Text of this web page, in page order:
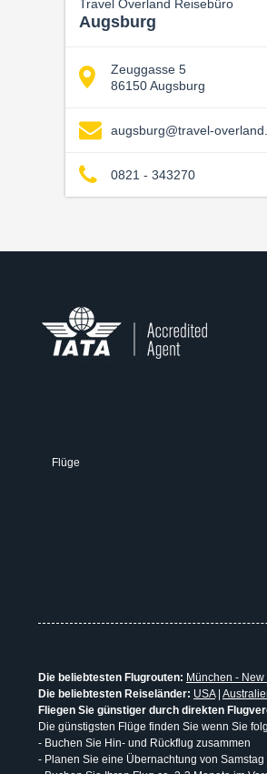
Travel Overland Reisebüro
Augsburg
Zeuggasse 5
86150 Augsburg
augsburg@travel-
0821 - 343270
Flüge
Die beliebtesten Flugrouten: München - New
Die beliebtesten Reiseländer: USA|
Fliegen Sie günstiger durch direkten
Die günstigsten Flüge finden Sie wenn Sie
- Buchen Sie Hin- und Rückflug zusammen
- Planen Sie eine Übernachtung von